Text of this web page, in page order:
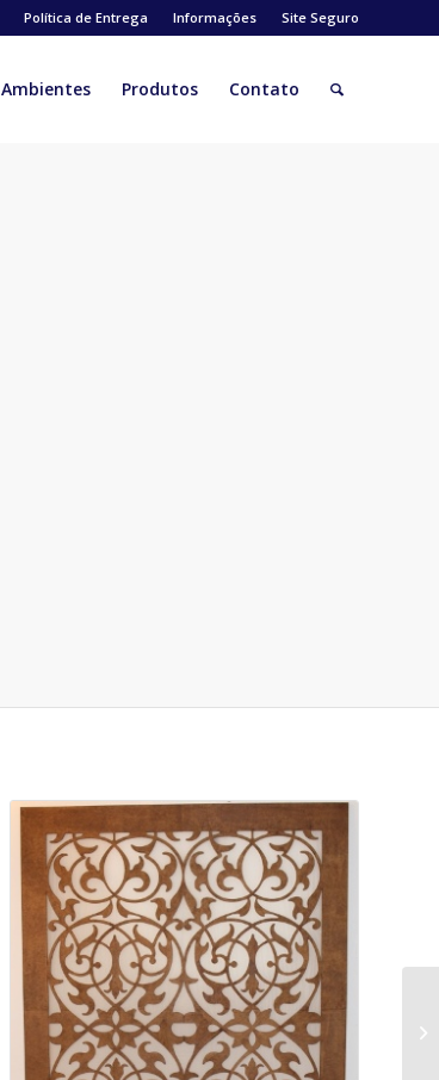
Política de Entrega Informações Site Seguro
Ambientes Produtos Contato